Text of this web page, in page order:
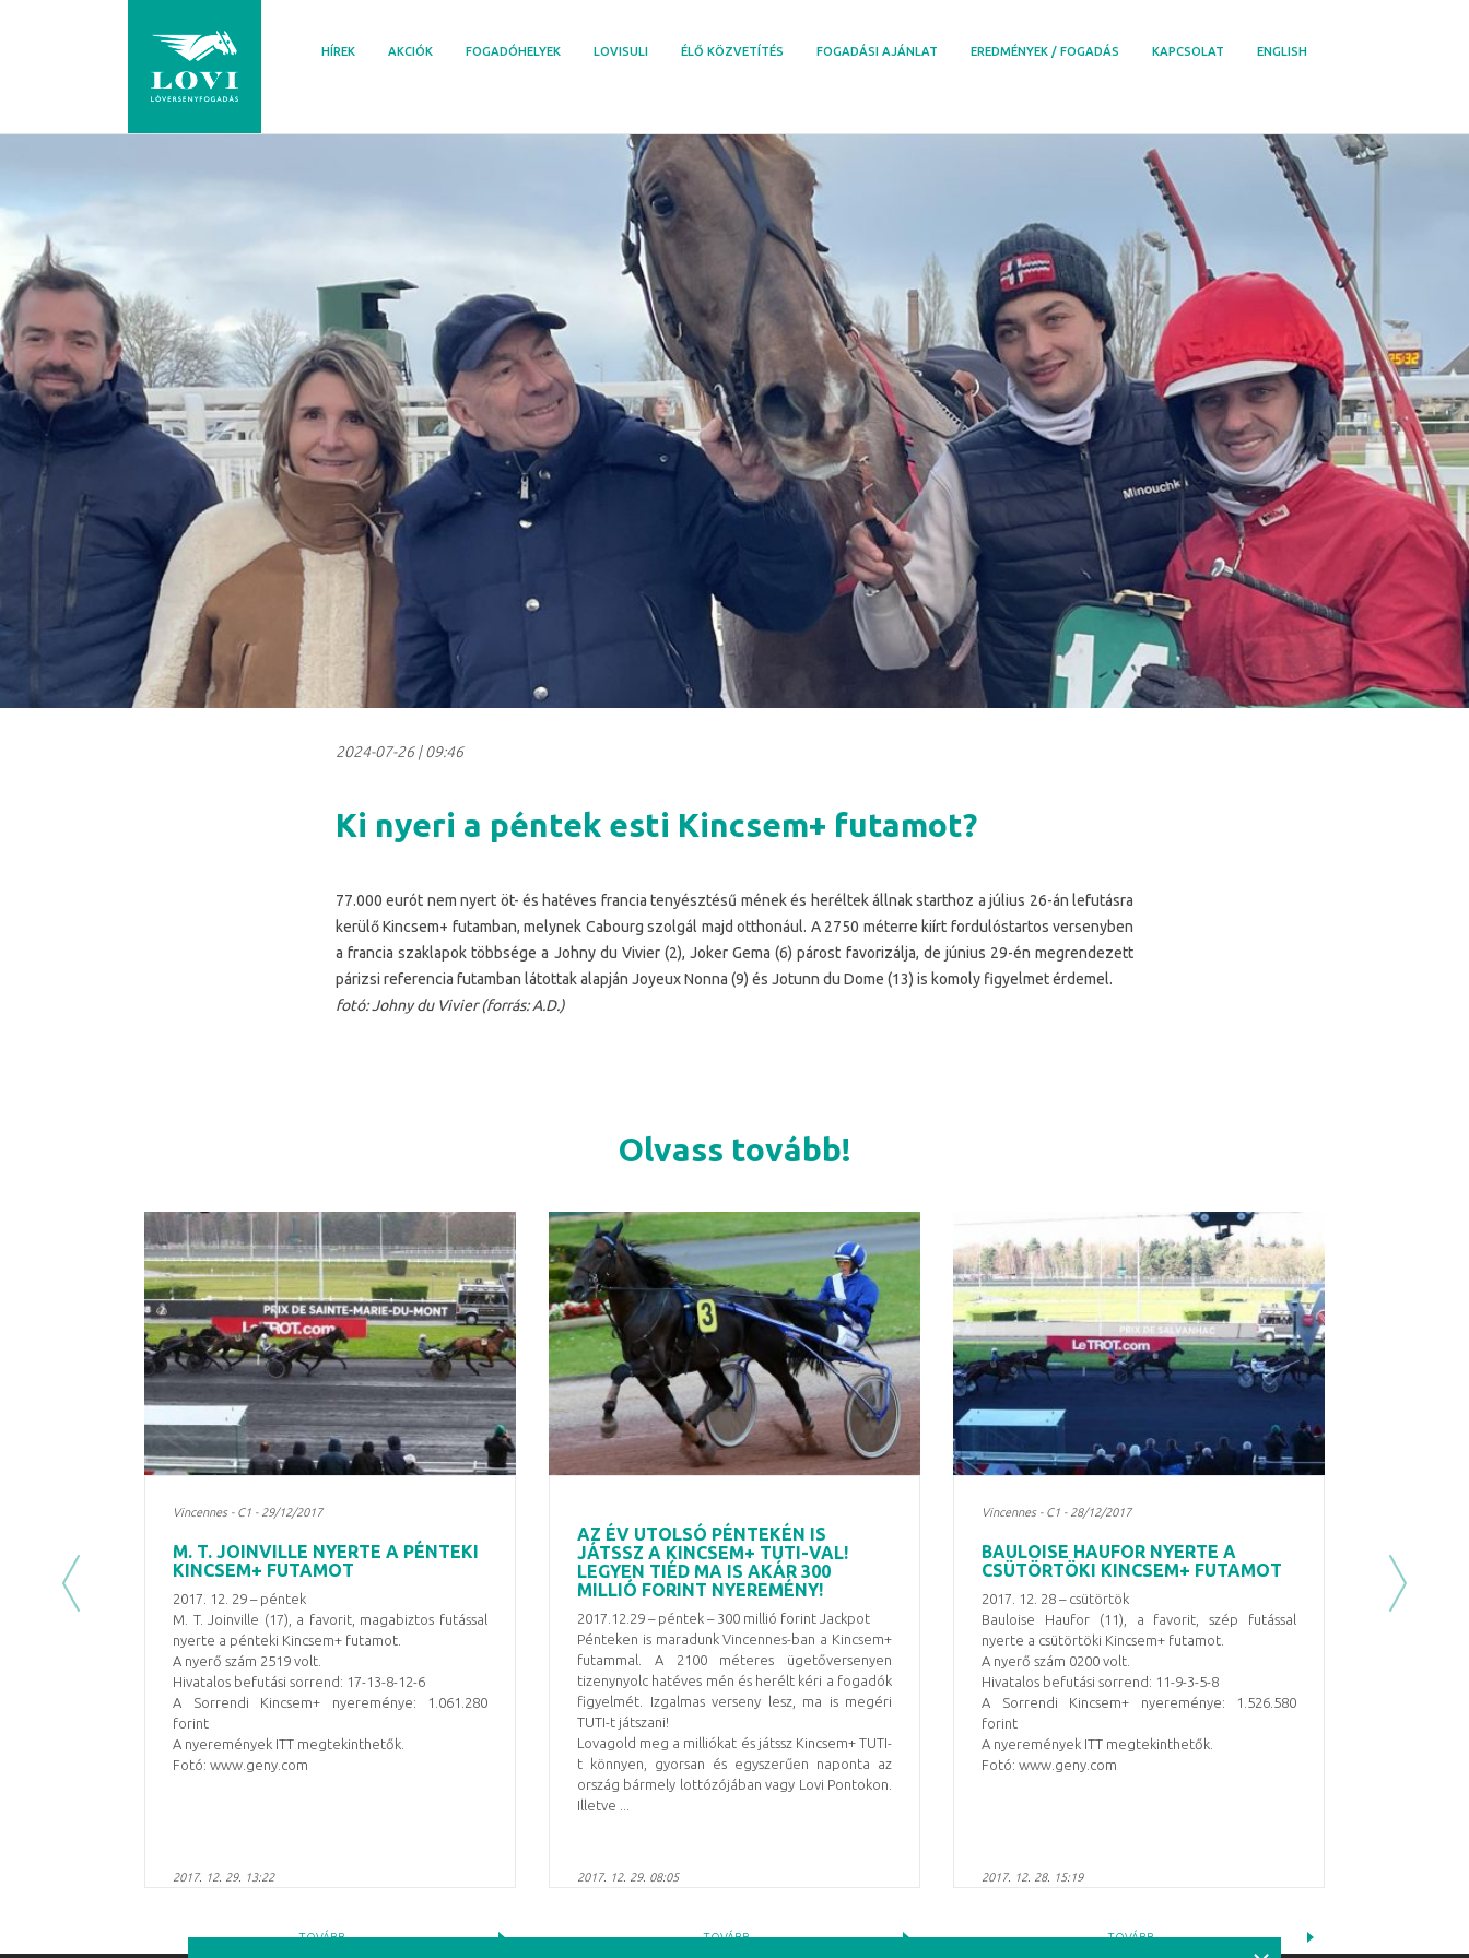
HÍREK AKCIÓK FOGADÓHELYEK LOVISULI ÉLŐ KÖZVETÍTÉS FOGADÁSI AJÁNLAT EREDMÉNYEK / FOGADÁS KAPCSOLAT ENGLISH
2024-07-26|09:46
Ki nyeri a péntek esti Kincsem+ futamot?
77.000 eurót nem nyert öt- és hatéves francia tenyésztésű mének és heréltek állnak starthoz a július 26-án lefutásra
kerülő Kincsem+ futamban, melynek Cabourg szolgál majd otthonául. A 2750 méterre kiírt fordulóstartos versenyben
a francia szaklapok többsége a Johny du Vivier (2), Joker Gema (6) párost favorizálja, de június 29-én megrendezett
párizsi referencia futamban látottak alapján Joyeux Nonna (9) és Jotunn du Dome (13) is komoly figyelmet érdemel.
fotó: Johny du Vivier (forrás: A.D.)
Olvass tovább!
Vincennes - C1 - 29/12/2017
M. T. JOINVILLE NYERTE A PÉNTEKI
KINCSEM+ FUTAMOT
2017. 12. 29 – péntek
M. T. Joinville (17), a favorit, magabiztos futással
nyerte a pénteki Kincsem+ futamot.
A nyerő szám 2519 volt.
Hivatalos befutási sorrend: 17-13-8-12-6
A Sorrendi Kincsem+ nyereménye: 1.061.280
forint
A nyeremények ITT megtekinthetők.
Fotó: www.geny.com
2017. 12. 29. 13:22
TOVÁBB
AZ ÉV UTOLSÓ PÉNTEKÉN IS
JÁTSSZ A KINCSEM+ TUTI-VAL!
LEGYEN TIÉD MA IS AKÁR 300
MILLIÓ FORINT NYEREMÉNY!
2017.12.29 – péntek – 300 millió forint Jackpot
Pénteken is maradunk Vincennes-ban a Kincsem+
futammal. A 2100 méteres ügetőversenyen
tizenynyolc hatéves mén és herélt kéri a fogadók
figyelmét. Izgalmas verseny lesz, ma is megéri
TUTI-t játszani!
Lovagold meg a milliókat és játssz Kincsem+ TUTI-
t könnyen, gyorsan és egyszerűen naponta az
ország bármely lottózójában vagy Lovi Pontokon.
Illetve ...
2017. 12. 29. 08:05
TOVÁBB
Vincennes - C1 - 28/12/2017
BAULOISE HAUFOR NYERTE A
CSÜTÖRTÖKI KINCSEM+ FUTAMOT
2017. 12. 28 – csütörtök
Bauloise Haufor (11), a favorit, szép futással
nyerte a csütörtöki Kincsem+ futamot.
A nyerő szám 0200 volt.
Hivatalos befutási sorrend: 11-9-3-5-8
A Sorrendi Kincsem+ nyereménye: 1.526.580
forint
A nyeremények ITT megtekinthetők.
Fotó: www.geny.com
2017. 12. 28. 15:19
TOVÁBB
Previous Next